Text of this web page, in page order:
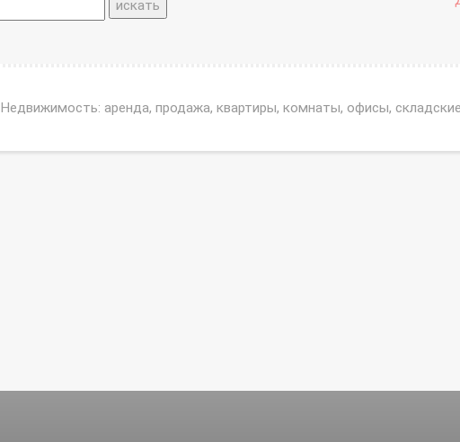
Недвижимость: аренда, продажа, квартиры, комнаты, офисы,